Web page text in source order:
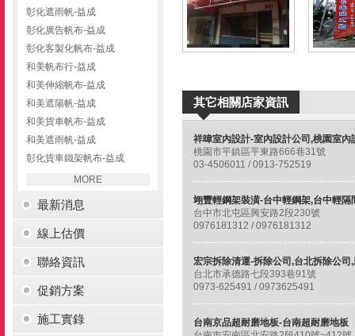
彰化遮雨帆-益成
彰化廣告帆布-益成
彰化客製化帆布-益成
和美帆布行-益成
和美伸縮帆布-益成
和美遮陽帆-益成
和美貨車帆布-益成
和美遮雨帆-益成
彰化貨車鐵架帆布-益成
MORE
最新消息
線上估價
聯絡資訊
促銷方案
施工實錄
其它相關店家資訊
桃園市平鎮區平東路666巷31號
03-4506011 / 0913-752519
台中市北屯區興安路2段230號
0976181312 / 0976181312
台北市承德路七段393巷91號
0973-625491 / 0973625491
台南京品超耐磨地板-台南超耐磨地板